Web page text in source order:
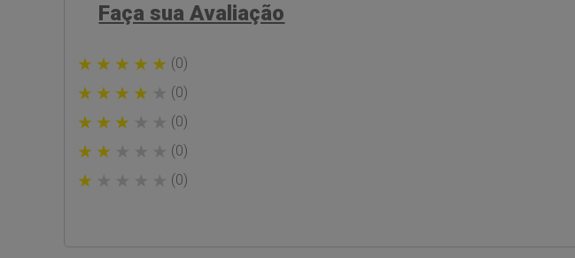
Faça sua Avaliação
(0)
(0)
(0)
(0)
(0)